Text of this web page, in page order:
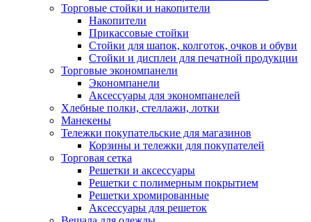
Торговые стойки и накопители
Накопители
Прикассовые стойки
Стойки для шапок, колготок, очков и обуви
Стойки и дисплеи для печатной продукции
Торговые экономпанели
Экономпанели
Аксессуары для экономпанелей
Хлебные полки, стеллажи, лотки
Манекены
Тележки покупательские для магазинов
Корзины и тележки для покупателей
Торговая сетка
Решетки и аксессуары
Решетки с полимерным покрытием
Решетки хромированные
Аксессуары для решеток